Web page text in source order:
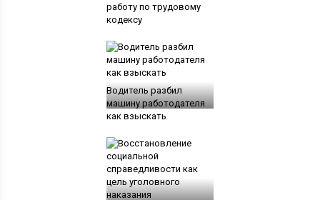
работу по трудовому
кодексу
Водитель разбил
машину работодателя
как взыскать